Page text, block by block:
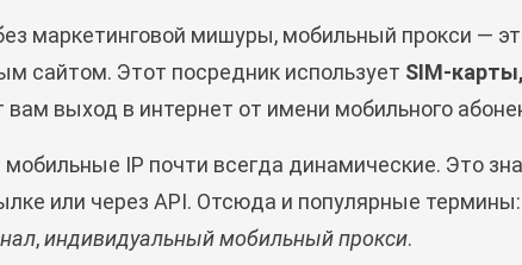
маркетинговой мишуры, мобильный прокси —
сайтом. Этот посредник использует SIM-
вам выход в интернет от имени мобильного
IP почти всегда динамические. Это
или через API. Отсюда и популярные термины:
,индивидуальный мобильный прокси.